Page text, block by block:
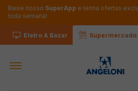
Baixe nosso SuperApp e tenha ofertas
toda semana!
Eletro & Bazar Supermercado